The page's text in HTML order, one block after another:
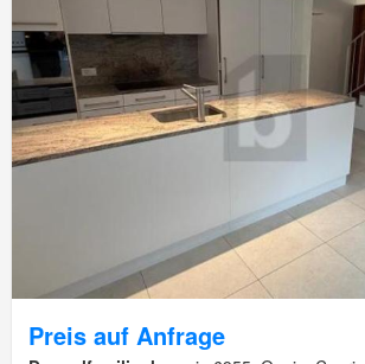
Preis auf Anfrage